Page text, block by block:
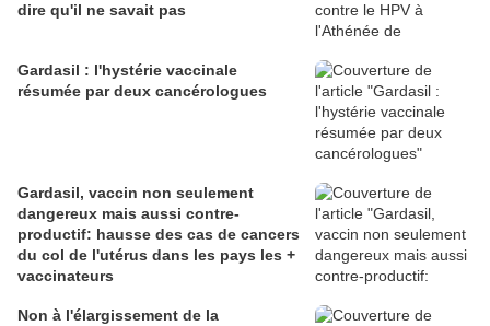
dire qu'il ne savait pas
Gardasil : l'hystérie vaccinale
résumée par deux cancérologues
Gardasil, vaccin non seulement
dangereux mais aussi contre-
productif: hausse des cas de cancers
du col de l'utérus dans les pays les +
vaccinateurs
Non à l'élargissement de la